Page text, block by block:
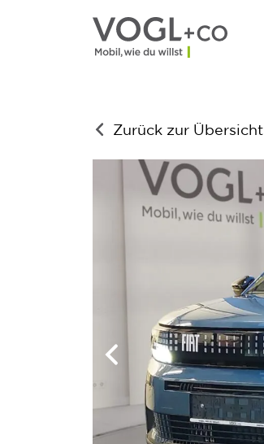
Zurück zur Übersicht